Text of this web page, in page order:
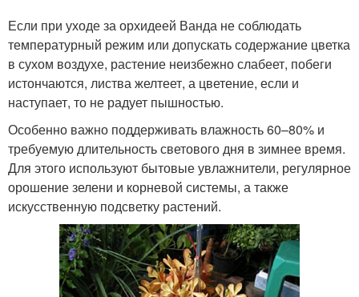
Если при уходе за орхидеей Ванда не соблюдать
температурный режим или допускать содержание цветка
в сухом воздухе, растение неизбежно слабеет, побеги
истончаются, листва желтеет, а цветение, если и
наступает, то не радует пышностью.
Особенно важно поддерживать влажность 60–80% и
требуемую длительность светового дня в зимнее время.
Для этого используют бытовые увлажнители, регулярное
орошение зелени и корневой системы, а также
искусственную подсветку растений.